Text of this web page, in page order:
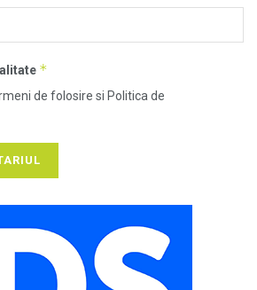
*
de folosire si Politica de